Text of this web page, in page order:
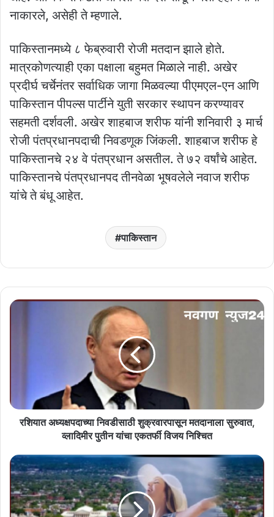
नाकारले, असेही ते म्‍हणाले.
पाकिस्‍तानमध्‍ये ८ फेब्रुवारी रोजी मतदान झाले होते.
मात्रकोणत्‍याही एका पक्षाला बहुमत मिळाले नाही. अखेर
प्रदीर्घ चर्चेनंतर सर्वाधिक जागा मिळवल्या पीएमएल-एन आणि
पाकिस्तान पीपल्स पार्टीने युती सरकार स्थापन करण्यावर
सहमती दर्शवली. अखेर शाहबाज शरीफ यांनी शनिवारी ३ मार्च
रोजी पंतप्रधानपदाची निवडणूक जिंकली. शाहबाज शरीफ हे
पाकिस्तानचे २४ वे पंतप्रधान असतील. ते ७२ वर्षांचे आहेत.
पाकिस्‍तानचे पंतप्रधानपद तीनवेळा भूषवलेले नवाज शरीफ
यांचे ते बंधू आहेत.
पाकिस्तान
रशियात
यांचा
एकतर्फी
रशियात अध्यक्षपदाच्या निवडीसाठी शुक्रवारपासून मतदानाला सुरुवात,
व्लादिमीर पुतीन यांचा एकतर्फी विजय निश्‍चित
जगातील
आनंदी
देशांची
यादी
प्रसिद्ध,